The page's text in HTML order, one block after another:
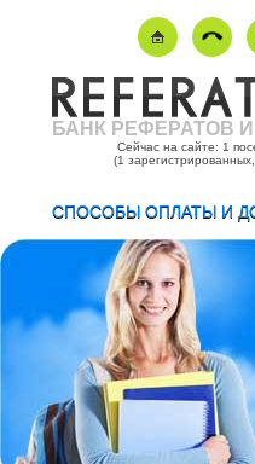
БАНК РЕФЕРАТОВ
Сейчас на сайте: 1
(1
СПОСОБЫ ОПЛАТЫ И